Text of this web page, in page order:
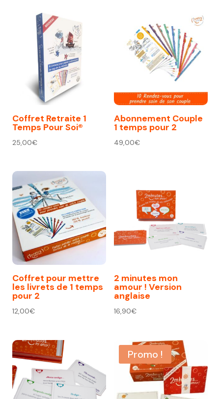
Coffret Retraite 1
Temps Pour Soi®
25,00€
Abonnement Couple
1 temps pour 2
49,00€
Coffret pour mettre
les livrets de 1 temps
pour 2
12,00€
2 minutes mon
amour ! Version
anglaise
16,90€
Promo !